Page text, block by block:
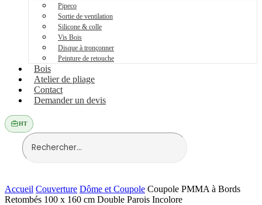
Pipeco
Sortie de ventilation
Silicone & colle
Vis Bois
Disque à tronçonner
Peinture de retouche
Bois
Atelier de pliage
Contact
Demander un devis
HT
Accueil Couverture Dôme et Coupole Coupole PMMA à Bords
Retombés 100 x 160 cm Double Parois Incolore